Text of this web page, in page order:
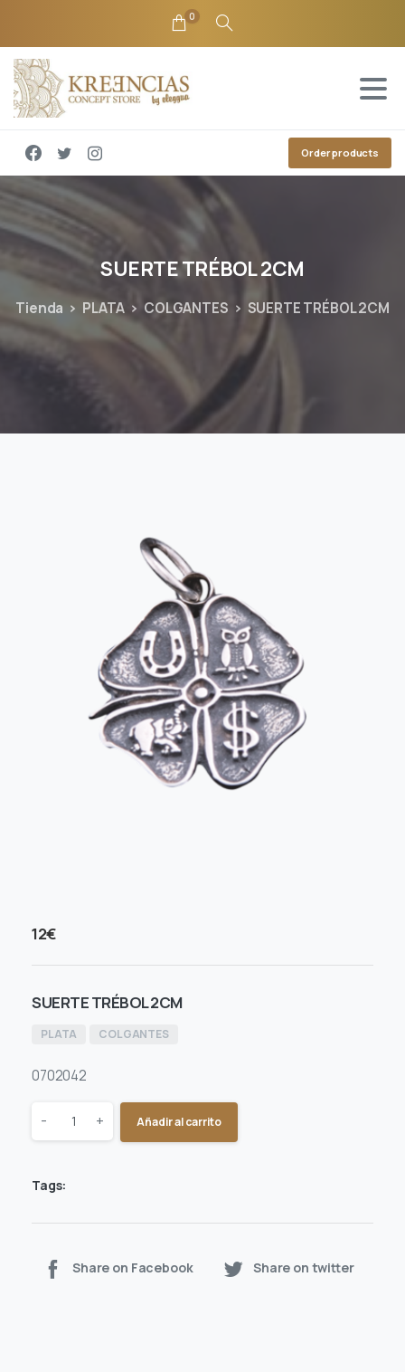
0
Order products
SUERTETRÉBOL2CM
Tienda PLATA COLGANTES SUERTE TRÉBOL 2CM
12€
SUERTE TRÉBOL 2CM
PLATA COLGANTES
0702042
Quantity
- + Añadir al carrito
Tags:
Share on Facebook Share on twitter